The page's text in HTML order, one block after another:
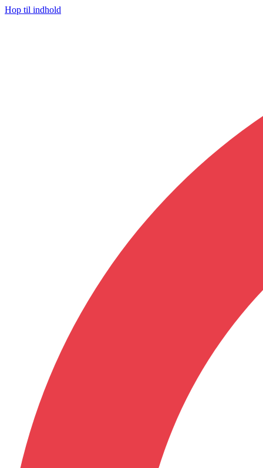
Hop til indhold